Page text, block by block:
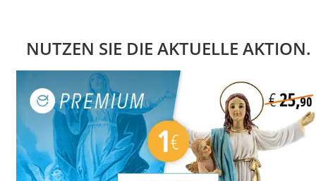
NUTZEN SIE DIE AKTUELLE AKTION.